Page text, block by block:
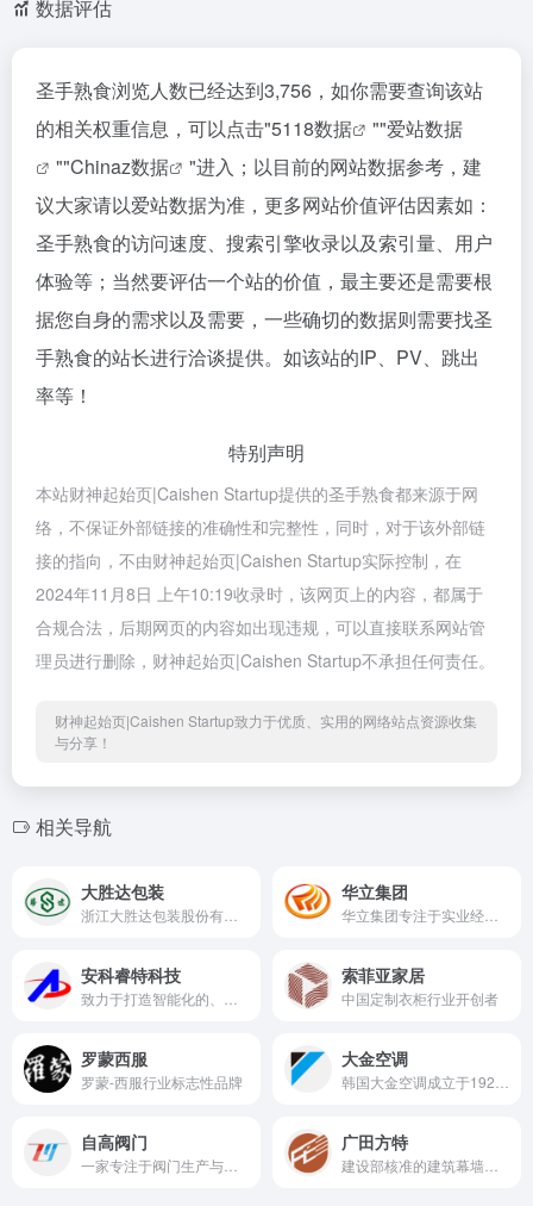
数据评估
圣手熟食浏览人数已经达到3,756，如你需要查询该站
的相关权重信息，可以点击"5118数据 ""爱站数据
""Chinaz数据
"进入；以目前的网站数据参考，建
议大家请以爱站数据为准，更多网站价值评估因素如：
圣手熟食的访问速度、搜索引擎收录以及索引量、用户
体验等；当然要评估一个站的价值，最主要还是需要根
据您自身的需求以及需要，一些确切的数据则需要找圣
手熟食的站长进行洽谈提供。如该站的IP、PV、跳出
率等！
特别声明
本站财神起始页|Caishen Startup提供的圣手熟食都来源于网
络，不保证外部链接的准确性和完整性，同时，对于该外部链
接的指向，不由财神起始页|Caishen Startup实际控制，在
2024年11月8日 上午10:19收录时，该网页上的内容，都属于
合规合法，后期网页的内容如出现违规，可以直接联系网站管
理员进行删除，财神起始页|Caishen Startup不承担任何责任。
财神起始页|Caishen Startup致力于优质、实用的网络站点资源收集
与分享！
相关导航
大胜达包装 华立集团
安科睿特科技 索菲亚家居
中国定制衣柜行业开创者
罗蒙西服
罗蒙-西服行业标志性品牌
大金空调
自高阀门 广田方特